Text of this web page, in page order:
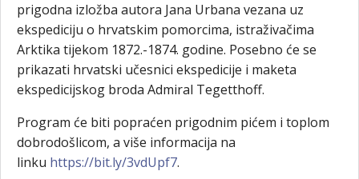
prigodna izložba autora Jana Urbana vezana uz
ekspediciju o hrvatskim pomorcima, istraživačima
Arktika tijekom 1872.-1874. godine. Posebno će se
prikazati hrvatski učesnici ekspedicije i maketa
ekspedicijskog broda Admiral Tegetthoff.
Program će biti popraćen prigodnim pićem i toplom
dobrodošlicom, a više informacija na
linku https://bit.ly/3vdUpf7.